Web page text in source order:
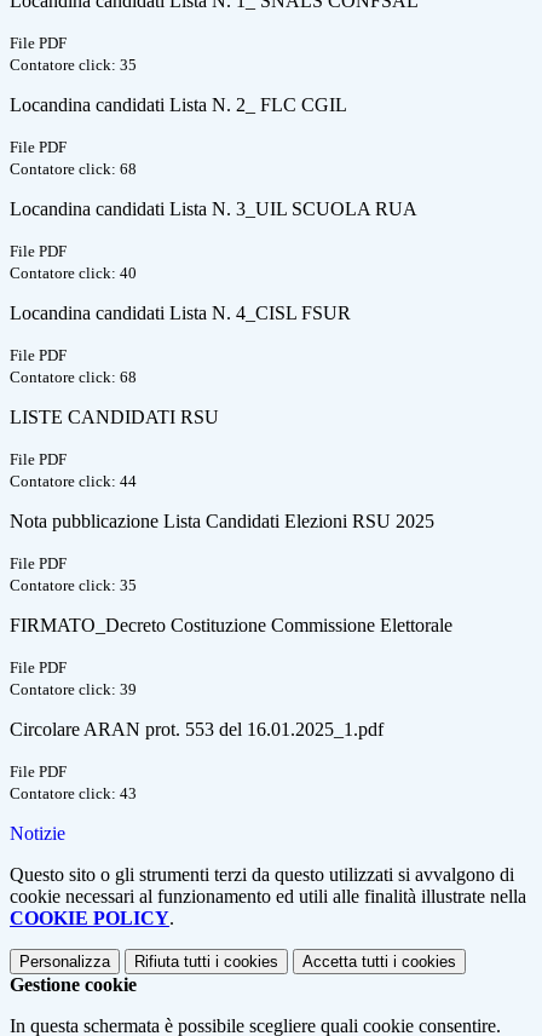
File PDF
Contatore click: 35
Locandina candidati Lista N. 2_ FLC CGIL
File PDF
Contatore click: 68
Locandina candidati Lista N. 3_UIL SCUOLA RUA
File PDF
Contatore click: 40
Locandina candidati Lista N. 4_CISL FSUR
File PDF
Contatore click: 68
LISTE CANDIDATI RSU
File PDF
Contatore click: 44
Nota pubblicazione Lista Candidati Elezioni RSU 2025
File PDF
Contatore click: 35
FIRMATO_Decreto Costituzione Commissione Elettorale
File PDF
Contatore click: 39
Circolare ARAN prot. 553 del 16.01.2025_1.pdf
File PDF
Contatore click: 43
Notizie
Questo sito o gli strumenti terzi da questo utilizzati si avvalgono di
cookie necessari al funzionamento ed utili alle finalità illustrate nella
COOKIE POLICY.
Personalizza Rifiuta tutti i cookies Accetta tutti i cookies
Gestione cookie
In questa schermata è possibile scegliere quali cookie consentire.